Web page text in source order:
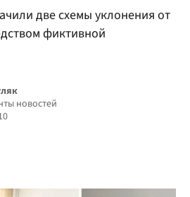
две схемы уклонения от
фиктивной
новостей